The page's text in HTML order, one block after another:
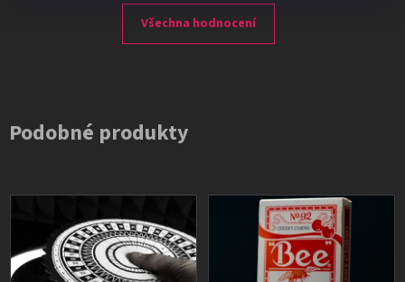
Všechna hodnocení
Podobné produkty